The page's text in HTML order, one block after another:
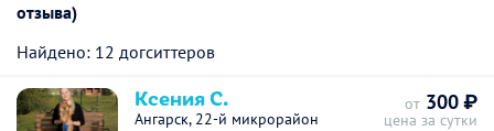
отзыва)
Найдено: 12 догситтеров
Ксения С.
Ангарск, 22-й микрорайон
от 300 ₽
цена за сутки